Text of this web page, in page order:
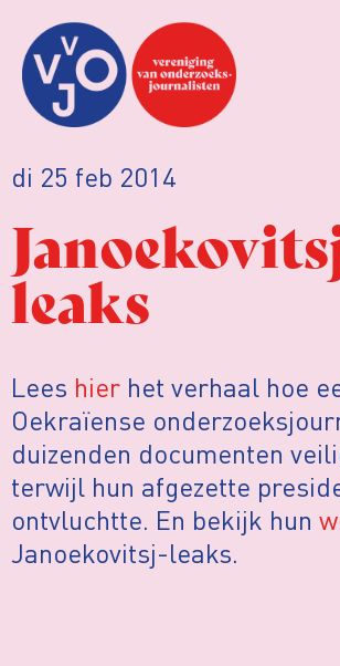
di 25 feb 2014
leaks
Lees hier het verhaal hoe
Oekraïense
duizenden documenten
terwijl hun afgezette
ontvluchtte. En bekijk hun
Janoekovitsj-leaks.